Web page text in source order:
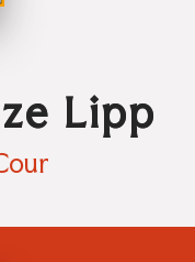
Lipp